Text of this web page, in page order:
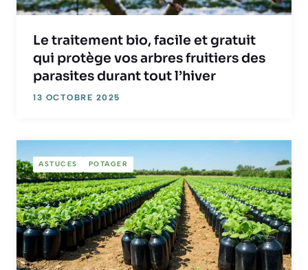
Le traitement bio, facile et gratuit
qui protège vos arbres fruitiers des
parasites durant tout l’hiver
13 OCTOBRE 2025
ASTUCES POTAGER